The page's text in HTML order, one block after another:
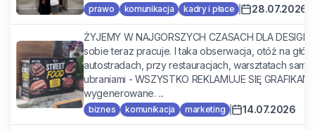
prawo komunikacja kadry i płace 28.07.2026
ŻYJEMY W NAJGORSZYCH CZASACH DLA
sobie teraz pracuje. I taka obserwacja, otóż na
autostradach, przy restauracjach, warsztatach
ubraniami - WSZYSTKO REKLAMUJE SIĘ
wygenerowane. ...
biznes komunikacja marketing 14.07.2026